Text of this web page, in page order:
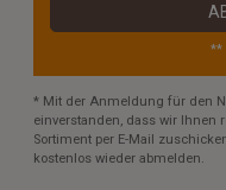
**
* Mit der Anmeldung für den
einverstanden, dass wir
Sortiment per E-Mail
kostenlos wieder abmelden.